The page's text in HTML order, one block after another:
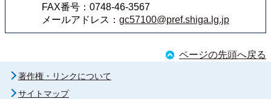
FAX番号：0748-46-3567
メールアドレス： gc57100@pref.shiga.lg.jp
ページの先頭へ戻る
著作権・リンクについて
サイトマップ